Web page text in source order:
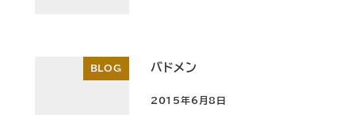
BLOG バドメン
投稿日
2015年6月8日